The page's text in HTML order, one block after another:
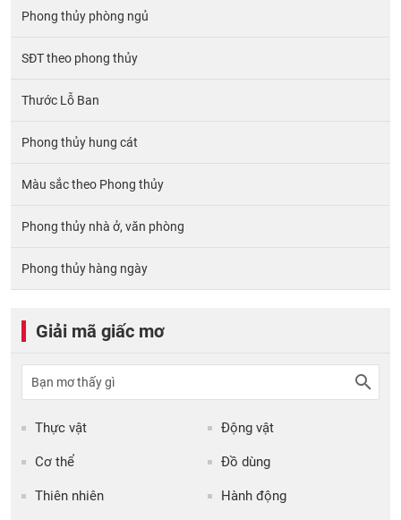
Phong thủy phòng ngủ
SĐT theo phong thủy
Thước Lỗ Ban
Phong thủy hung cát
Màu sắc theo Phong thủy
Phong thủy nhà ở, văn phòng
Phong thủy hàng ngày
Giải mã giấc mơ
Thực vật Động vật
Cơ thể Đồ dùng
Thiên nhiên Hành động